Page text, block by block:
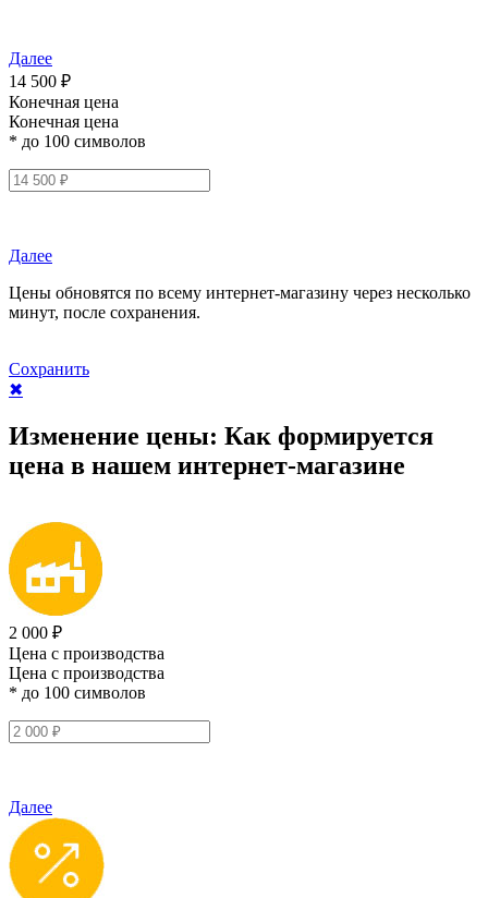
Далее
14 500 ₽
Конечная цена
Конечная цена
* до 100 символов
Далее
Цены обновятся по всему интернет-магазину через несколько
минут, после сохранения.
Сохранить
✖
Изменение цены: Как формируется
цена в нашем интернет-магазине
2 000 ₽
Цена с производства
Цена с производства
* до 100 символов
Далее